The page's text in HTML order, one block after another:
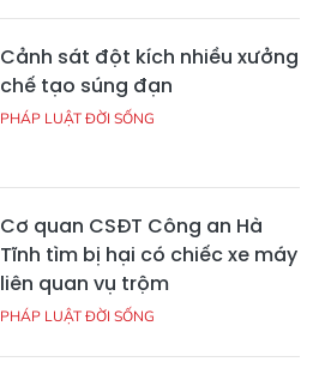
Cảnh sát đột kích nhiều xưởng
chế tạo súng đạn
PHÁP LUẬT ĐỜI SỐNG
Cơ quan CSĐT Công an Hà
Tĩnh tìm bị hại có chiếc xe máy
liên quan vụ trộm
PHÁP LUẬT ĐỜI SỐNG